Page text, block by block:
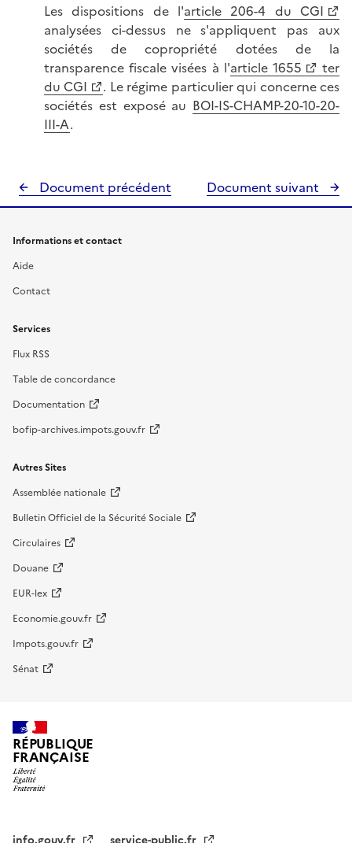
Les dispositions de l'article 206-4 du CGI
analysées ci-dessus ne s'appliquent pas aux
sociétés de copropriété dotées de la
transparence fiscale visées à l'article 1655
ter
du CGI
. Le régime particulier qui concerne ces
sociétés est exposé au BOI-IS-CHAMP-20-10-20-
III-A.
Document précédent Document suivant
Informations et contact
Aide
Contact
Services
Flux RSS
Table de concordance
Documentation
bofip-archives.impots.gouv.fr
Autres Sites
Assemblée nationale
Bulletin Officiel de la Sécurité Sociale
Circulaires
Douane
EUR-lex
Economie.gouv.fr
Impots.gouv.fr
Sénat
RÉPUBLIQUE
FRANÇAISE